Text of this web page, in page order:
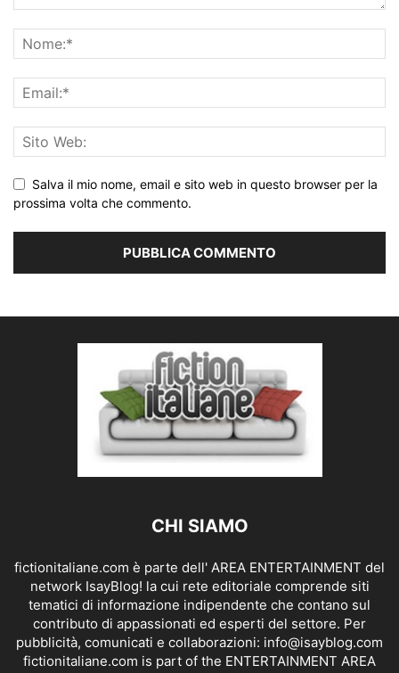
Salva il mio nome, email e sito web in questo browser per la
prossima volta che commento.
CHI SIAMO
fictionitaliane.com è parte dell' AREA ENTERTAINMENT del
network IsayBlog! la cui rete editoriale comprende siti
tematici di informazione indipendente che contano sul
contributo di appassionati ed esperti del settore. Per
pubblicità, comunicati e collaborazioni: info@isayblog.com
fictionitaliane.com is part of the ENTERTAINMENT AREA